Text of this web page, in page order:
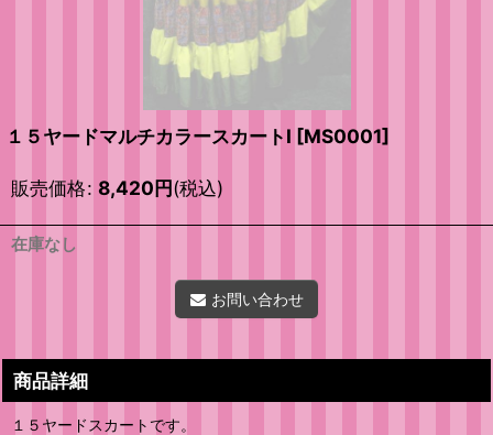
１５ヤードマルチカラースカートI [MS0001]
販売価格: 8,420円(税込)
在庫なし
お問い合わせ
商品詳細
１５ヤードスカートです。